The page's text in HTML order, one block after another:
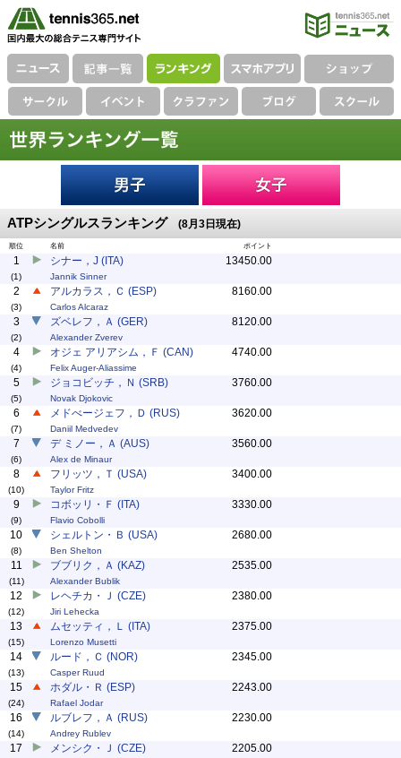
ATPシングルスランキング (8月3日現在)
順位 名前 ポイント
1
(1)
シナー，J (ITA)
Jannik Sinner
13450.00
2
(3)
アルカラス，Ｃ (ESP)
Carlos Alcaraz
8160.00
3
(2)
ズベレフ，Ａ (GER)
Alexander Zverev
8120.00
4
(4)
オジェ アリアシム，Ｆ (CAN)
Felix Auger-Aliassime
4740.00
5
(5)
ジョコビッチ，Ｎ (SRB)
Novak Djokovic
3760.00
6
(7)
メドべージェフ，Ｄ (RUS)
Daniil Medvedev
3620.00
7
(6)
デ ミノー，Ａ (AUS)
Alex de Minaur
3560.00
8
(10)
フリッツ，Ｔ (USA)
Taylor Fritz
3400.00
9
(9)
コボッリ・Ｆ (ITA)
Flavio Cobolli
3330.00
10
(8)
シェルトン・Ｂ (USA)
Ben Shelton
2680.00
11
(11)
ブブリク，Ａ (KAZ)
Alexander Bublik
2535.00
12
(12)
レヘチカ・Ｊ (CZE)
Jiri Lehecka
2380.00
13
(15)
ムセッティ，Ｌ (ITA)
Lorenzo Musetti
2375.00
14
(13)
ルード，Ｃ (NOR)
Casper Ruud
2345.00
15
(24)
ホダル・Ｒ (ESP)
Rafael Jodar
2243.00
16
(14)
ルブレフ，Ａ (RUS)
Andrey Rublev
2230.00
17 メンシク・Ｊ (CZE) 2205.00